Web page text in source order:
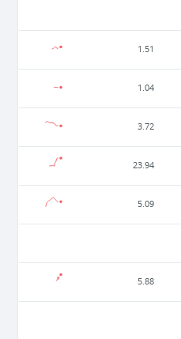
1.51
1.04
3.72
23.94
5.09
5.88